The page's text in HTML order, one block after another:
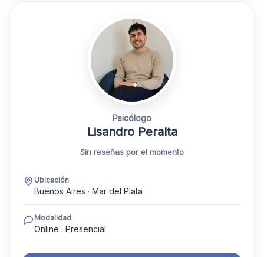
Psicólogo
Lisandro Peralta
Sin reseñas por el momento
Ubicación
Buenos Aires · Mar del Plata
Modalidad
Online · Presencial